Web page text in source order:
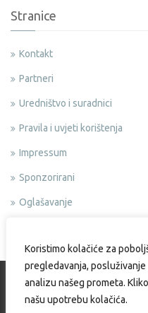
Koristimo kolačiće za
pregledavanja,
analizu našeg prometa.
našu upotrebu kolačića.
Stranice
Kontakt
Partneri
Uredništvo i suradnici
Pravila i uvjeti korištenja
Impressum
Sponzorirani
Oglašavanje